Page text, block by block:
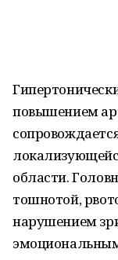
повышением
области.
тошнотой,
нарушением